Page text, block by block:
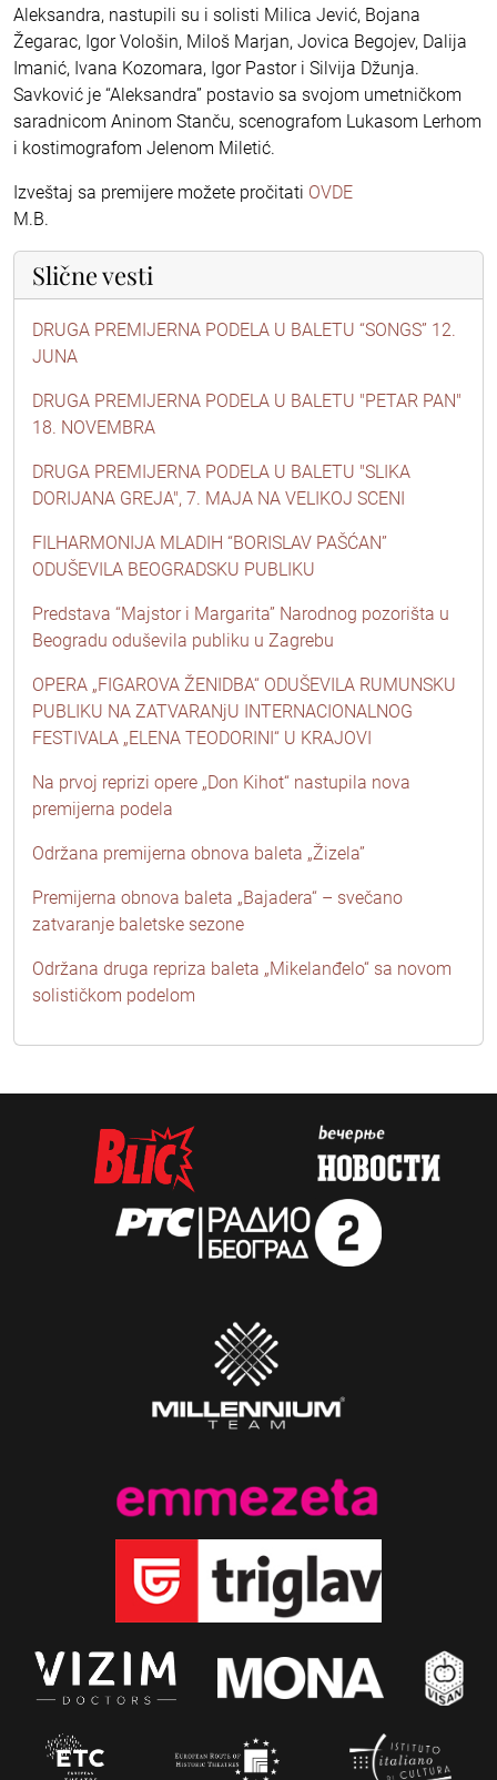
Aleksandra, nastupili su i solisti Milica Jević, Bojana
Žegarac, Igor Vološin, Miloš Marjan, Jovica Begojev, Dalija
Imanić, Ivana Kozomara, Igor Pastor i Silvija Džunja.
Savković je “Aleksandra” postavio sa svojom umetničkom
saradnicom Aninom Stanču, scenografom Lukasom Lerhom
i kostimografom Jelenom Miletić.
Izveštaj sa premijere možete pročitati OVDE
M.B.
Slične vesti
DRUGA PREMIJERNA PODELA U BALETU “SONGS” 12.
JUNA
DRUGA PREMIJERNA PODELA U BALETU "PETAR PAN"
18. NOVEMBRA
DRUGA PREMIJERNA PODELA U BALETU "SLIKA
DORIJANA GREJA", 7. MAJA NA VELIKOJ SCENI
FILHARMONIJA MLADIH “BORISLAV PAŠĆAN”
ODUŠEVILA BEOGRADSKU PUBLIKU
Predstava “Majstor i Margarita” Narodnog pozorišta u
Beogradu oduševila publiku u Zagrebu
OPERA „FIGAROVA ŽENIDBA“ ODUŠEVILA RUMUNSKU
PUBLIKU NA ZATVARANjU INTERNACIONALNOG
FESTIVALA „ELENA TEODORINI“ U KRAJOVI
Na prvoj reprizi opere „Don Kihot“ nastupila nova
premijerna podela
Održana premijerna obnova baleta „Žizela”
Premijerna obnova baleta „Bajadera“ – svečano
zatvaranje baletske sezone
Održana druga repriza baleta „Mikelanđelo“ sa novom
solističkom podelom